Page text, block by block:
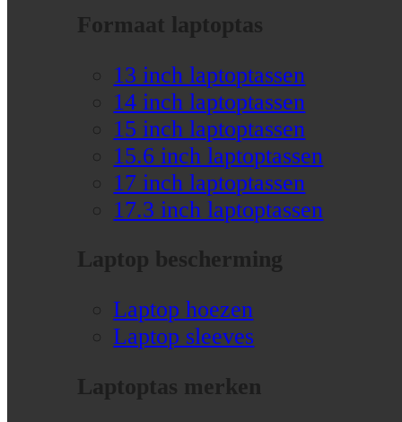
Formaat laptoptas
13 inch laptoptassen
14 inch laptoptassen
15 inch laptoptassen
15.6 inch laptoptassen
17 inch laptoptassen
17.3 inch laptoptassen
Laptop bescherming
Laptop hoezen
Laptop sleeves
Laptoptas merken